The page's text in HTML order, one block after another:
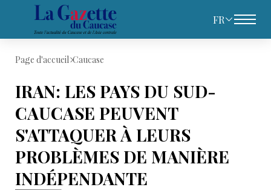
FR
Page d'accueil Caucase
IRAN: LES PAYS DU SUD-
CAUCASE PEUVENT
S'ATTAQUER À LEURS
PROBLÈMES DE MANIÈRE
INDÉPENDANTE